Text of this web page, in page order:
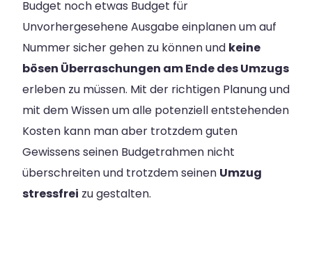
Budget noch etwas Budget für
Unvorhergesehene Ausgabe einplanen um auf
Nummer sicher gehen zu können und keine
bösen Überraschungen am Ende des Umzugs
erleben zu müssen. Mit der richtigen Planung und
mit dem Wissen um alle potenziell entstehenden
Kosten kann man aber trotzdem guten
Gewissens seinen Budgetrahmen nicht
überschreiten und trotzdem seinen Umzug
stressfrei zu gestalten.